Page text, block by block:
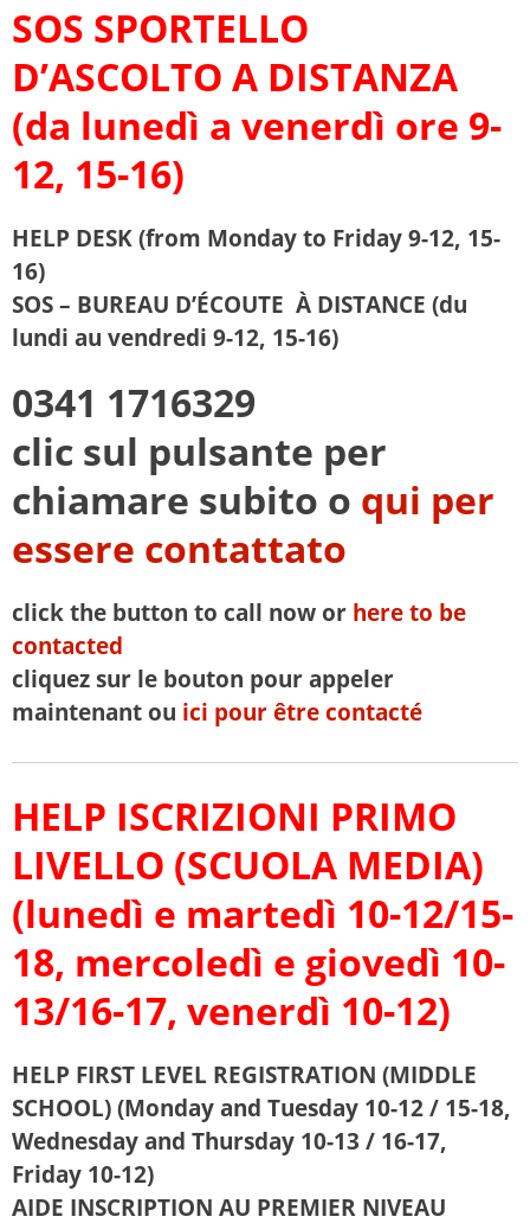
SOS SPORTELLO
D’ASCOLTO A DISTANZA
(da lunedì a venerdì ore 9-
12, 15-16)
HELP DESK (from Monday to Friday 9-12, 15-
16)
SOS – BUREAU D’ÉCOUTE À DISTANCE (du
lundi au vendredi 9-12, 15-16)
0341 1716329
clic sul pulsante per
chiamare subito o qui per
essere contattato
click the button to call now or here to be
contacted
cliquez sur le bouton pour appeler
maintenant ou ici pour être contacté
HELP ISCRIZIONI PRIMO
LIVELLO (SCUOLA MEDIA)
(lunedì e martedì 10-12/15-
18, mercoledì e giovedì 10-
13/16-17, venerdì 10-12)
HELP FIRST LEVEL REGISTRATION (MIDDLE
SCHOOL) (Monday and Tuesday 10-12 / 15-18,
Wednesday and Thursday 10-13 / 16-17,
Friday 10-12)
AIDE INSCRIPTION AU PREMIER NIVEAU